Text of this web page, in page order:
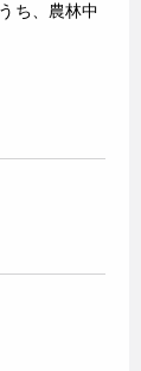
ち、農林中